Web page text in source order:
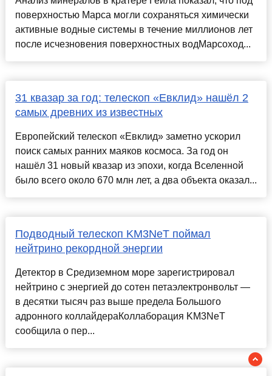
поверхностью Марса могли сохраняться химически
активные водные системы в течение миллионов лет
после исчезновения поверхностных водМарсоход...
31 квазар за год: телескоп «Евклид» нашёл 2
самых древних из известных
Европейский телескоп «Евклид» заметно ускорил
поиск самых ранних маяков космоса. За год он
нашёл 31 новый квазар из эпохи, когда Вселенной
было всего около 670 млн лет, а два объекта оказал...
Подводный телескоп KM3NeT поймал
нейтрино рекордной энергии
Детектор в Средиземном море зарегистрировал
нейтрино с энергией до сотен петаэлектронвольт —
в десятки тысяч раз выше предела Большого
адронного коллайдераКоллаборация KM3NeT
сообщила о пер...